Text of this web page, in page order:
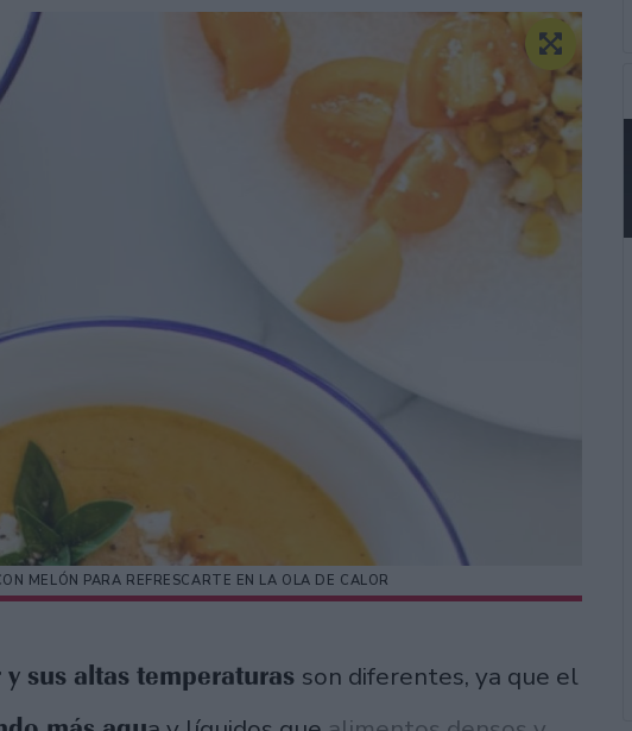
MELÓN PARA REFRESCARTE EN LA OLA DE CALOR
sus altas temperaturas son diferentes, ya que el